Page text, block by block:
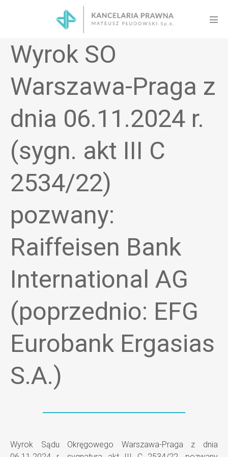
Wyrok SO
Warszawa-Praga z
dnia 06.11.2024 r.
(sygn. akt III C
2534/22)
pozwany:
Raiffeisen Bank
International AG
(poprzednio: EFG
Eurobank Ergasias
S.A.)
Wyrok Sądu Okręgowego Warszawa-Praga z dnia